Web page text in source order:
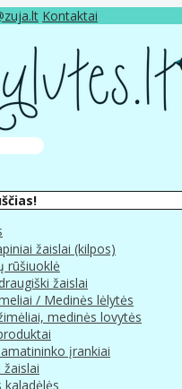
Kontaktai
žaislai (kilpos)
rūšiuoklė
žaislai
/ Medinės lėlytės
medinės lovytės
įrankiai
žaislai
kaladėlės